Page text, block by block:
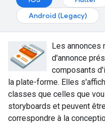
Android (Legacy)
Les annonces
d'annonce
composants
la plate-forme. Elles
classes que celles que
storyboards et peuvent
correspondre à la